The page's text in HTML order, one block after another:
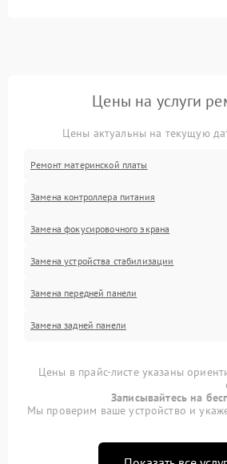
Цены на услуги
Цены актуальны на текущую
Ремонт материнской платы
Замена контроллера питания
Замена фокусировочного экрана
Замена устройства стабилизации
Замена передней панели
Замена задней панели
Цены в прайс-листе указаны
Записывайтесь на
Мы проверим ваше устройство и